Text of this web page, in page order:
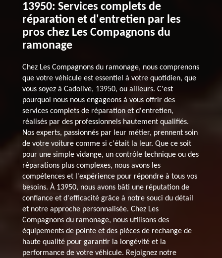
13950: Services complets de
réparation et d'entretien par les
pros chez Les Compagnons du
ramonage
Chez Les Compagnons du ramonage, nous comprenons
que votre véhicule est essentiel à votre quotidien, que
vous soyez à Cadolive, 13950, ou ailleurs. C'est
pourquoi nous nous engageons à vous offrir des
services complets de réparation et d'entretien,
réalisés par des professionnels hautement qualifiés.
Nos experts, passionnés par leur métier, prennent soin
de votre voiture comme si c'était la leur. Que ce soit
pour une simple vidange, un contrôle technique ou des
réparations plus complexes, nous avons les
compétences et l'expérience pour répondre à tous vos
besoins. À 13950, nous avons bâti une réputation de
confiance et d'efficacité grâce à notre souci du détail
et notre approche personnalisée. Chez Les
Compagnons du ramonage, nous utilisons des
équipements de pointe et des pièces de rechange de
haute qualité pour garantir la longévité et la
performance de votre véhicule. Rejoignez notre